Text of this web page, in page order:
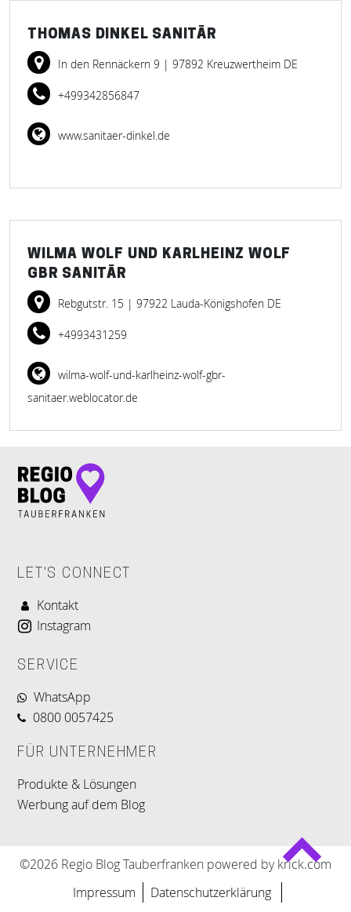
THOMAS DINKEL SANITÄR
In den Rennäckern 9 | 97892 Kreuzwertheim DE
+499342856847
www.sanitaer-dinkel.de
WILMA WOLF UND KARLHEINZ WOLF
GBR SANITÄR
Rebgutstr. 15 | 97922 Lauda-Königshofen DE
+4993431259
wilma-wolf-und-karlheinz-wolf-gbr-
sanitaer.weblocator.de
LET'S CONNECT
Kontakt
Instagram
SERVICE
WhatsApp
0800 0057425
FÜR UNTERNEHMER
Produkte & Lösungen
Werbung auf dem Blog
©2026 Regio Blog Tauberfranken powered by krick.com
Impressum
Datenschutzerklärung